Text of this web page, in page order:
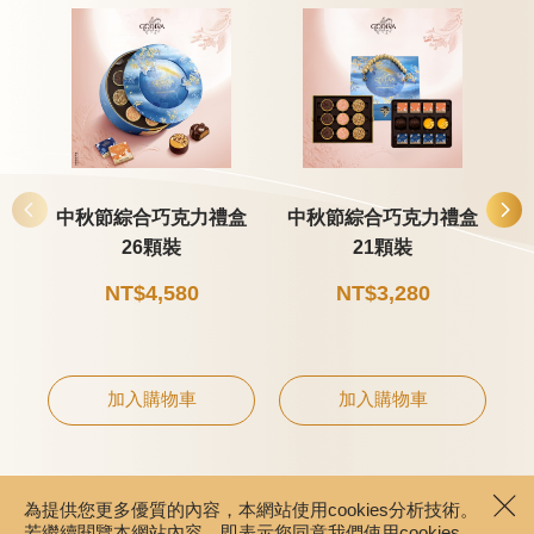
中秋節綜合巧克力禮盒
26顆裝
NT$4,580
加入購物車
中秋節綜合巧克力禮盒
21顆裝
NT$3,280
加入購物車
為提供您更多優質的內容，本網站使用cookies分析技術。